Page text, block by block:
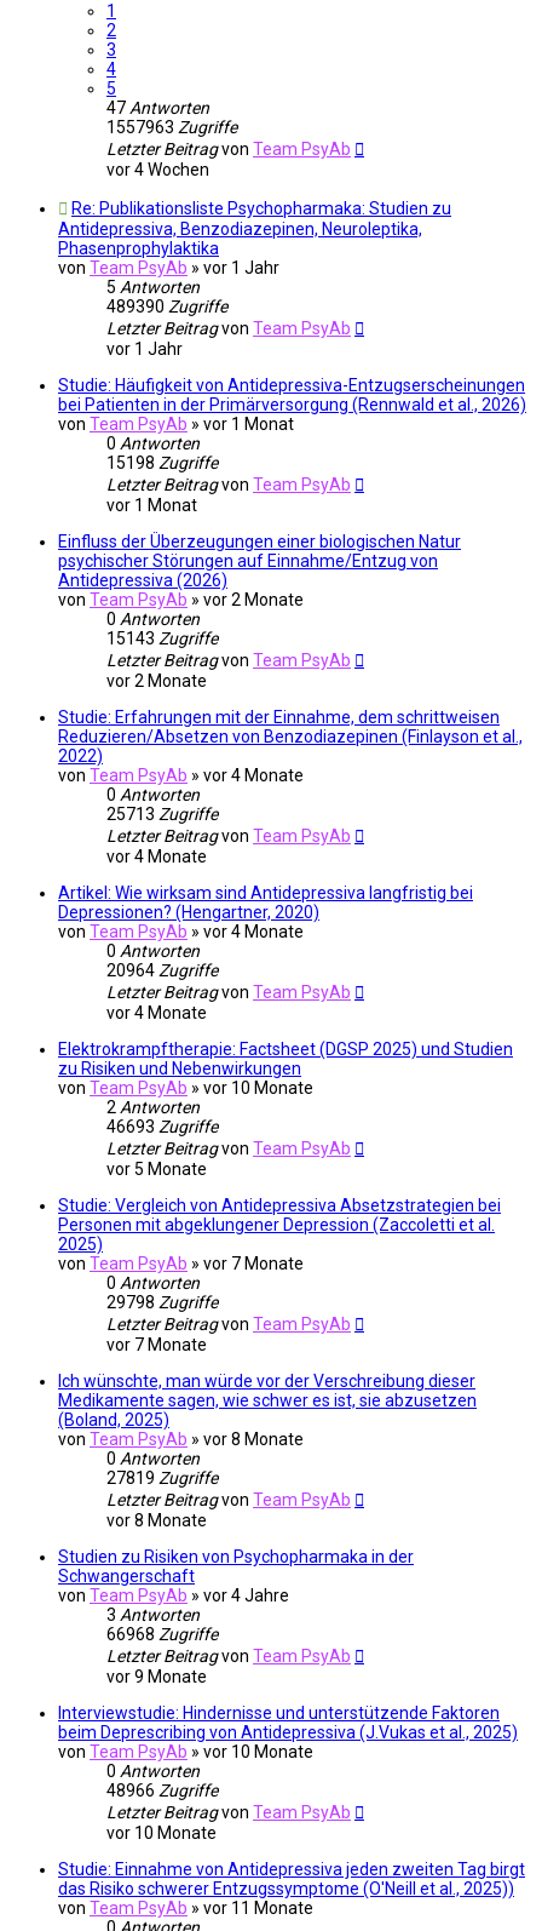
1
2
3
4
5
47 Antworten
1557963 Zugriffe
Letzter Beitragvon Team PsyAb
vor 4 Wochen
Re: Publikationsliste Psychopharmaka: Studien zu
Antidepressiva, Benzodiazepinen, Neuroleptika,
Phasenprophylaktika
von Team PsyAb » vor 1 Jahr
5 Antworten
489390 Zugriffe
Letzter Beitragvon Team PsyAb
vor 1 Jahr
Studie: Häufigkeit von Antidepressiva-Entzugserscheinungen
bei Patienten in der Primärversorgung (Rennwald et al., 2026)
von Team PsyAb » vor 1 Monat
0 Antworten
15198 Zugriffe
Letzter Beitragvon Team PsyAb
vor 1 Monat
Einfluss der Überzeugungen einer biologischen Natur
psychischer Störungen auf Einnahme/Entzug von
Antidepressiva (2026)
von Team PsyAb » vor 2 Monate
0 Antworten
15143 Zugriffe
Letzter Beitragvon Team PsyAb
vor 2 Monate
Studie: Erfahrungen mit der Einnahme, dem schrittweisen
Reduzieren/Absetzen von Benzodiazepinen (Finlayson et al.,
2022)
von Team PsyAb » vor 4 Monate
0 Antworten
25713 Zugriffe
Letzter Beitragvon Team PsyAb
vor 4 Monate
Artikel: Wie wirksam sind Antidepressiva langfristig bei
Depressionen? (Hengartner, 2020)
von Team PsyAb » vor 4 Monate
0 Antworten
20964 Zugriffe
Letzter Beitragvon Team PsyAb
vor 4 Monate
Elektrokrampftherapie: Factsheet (DGSP 2025) und Studien
zu Risiken und Nebenwirkungen
von Team PsyAb » vor 10 Monate
2 Antworten
46693 Zugriffe
Letzter Beitragvon Team PsyAb
vor 5 Monate
Studie: Vergleich von Antidepressiva Absetzstrategien bei
Personen mit abgeklungener Depression (Zaccoletti et al.
2025)
von Team PsyAb » vor 7 Monate
0 Antworten
29798 Zugriffe
Letzter Beitragvon Team PsyAb
vor 7 Monate
Ich wünschte, man würde vor der Verschreibung dieser
Medikamente sagen, wie schwer es ist, sie abzusetzen
(Boland, 2025)
von Team PsyAb » vor 8 Monate
0 Antworten
27819 Zugriffe
Letzter Beitragvon Team PsyAb
vor 8 Monate
Studien zu Risiken von Psychopharmaka in der
Schwangerschaft
von Team PsyAb » vor 4 Jahre
3 Antworten
66968 Zugriffe
Letzter Beitragvon Team PsyAb
vor 9 Monate
Interviewstudie: Hindernisse und unterstützende Faktoren
beim Deprescribing von Antidepressiva (J.Vukas et al., 2025)
von Team PsyAb » vor 10 Monate
0 Antworten
48966 Zugriffe
Letzter Beitragvon Team PsyAb
vor 10 Monate
Studie: Einnahme von Antidepressiva jeden zweiten Tag birgt
das Risiko schwerer Entzugssymptome (O'Neill et al., 2025))
von Team PsyAb » vor 11 Monate